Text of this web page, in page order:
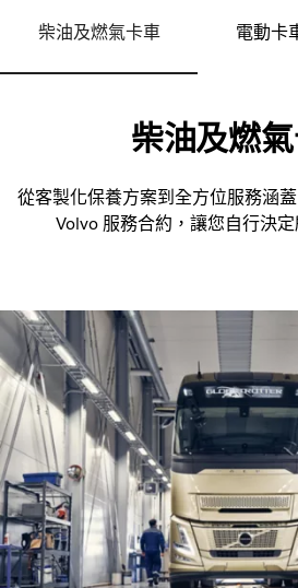
柴油及燃氣卡車 電動卡
柴油及燃
從客製化保養方案到全方位服務涵
Volvo 服務合約，讓您自行決